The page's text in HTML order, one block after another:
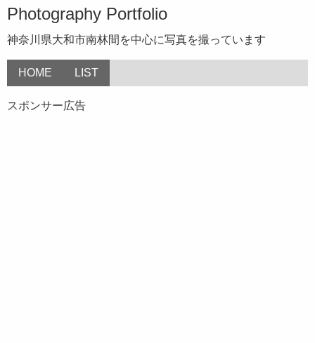
Photography Portfolio
神奈川県大和市南林間を中心に写真を撮っています
HOME LIST
スポンサー広告